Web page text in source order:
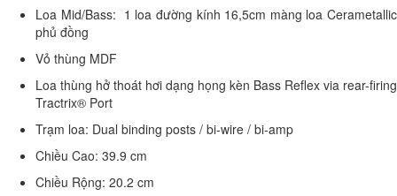
Loa Mid/Bass: 1 loa đường kính 16,5cm màng loa Cerametallic
phủ đồng
Vỏ thùng MDF
Loa thùng hở thoát hơi dạng họng kèn Bass Reflex via rear-firing
Tractrix® Port
Trạm loa: Dual binding posts / bi-wire / bi-amp
Chiều Cao: 39.9 cm
Chiều Rộng: 20.2 cm